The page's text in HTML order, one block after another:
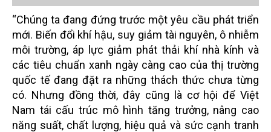
“Chúng ta đang đứng trước một yêu cầu phát triển
mới. Biến đổi khí hậu, suy giảm tài nguyên, ô nhiễm
môi trường, áp lực giảm phát thải khí nhà kính và
các tiêu chuẩn xanh ngày càng cao của thị trường
quốc tế đang đặt ra những thách thức chưa từng
có. Nhưng đồng thời, đây cũng là cơ hội để Việt
Nam tái cấu trúc mô hình tăng trưởng, nâng cao
năng suất, chất lượng, hiệu quả và sức cạnh tranh